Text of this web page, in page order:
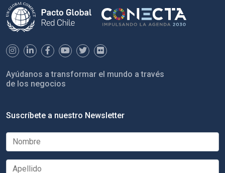
Ayúdanos a transformar el mundo a través
de los negocios
Suscríbete a nuestro Newsletter